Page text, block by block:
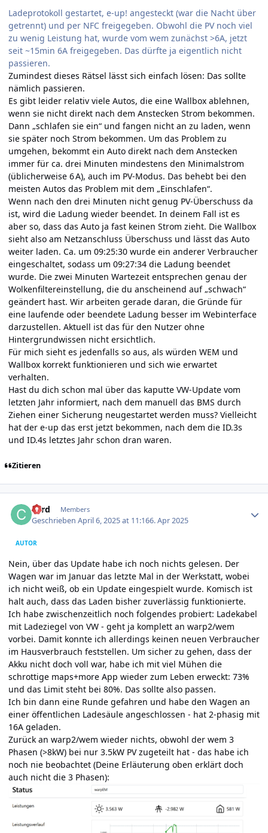
Ladeprotokoll gestartet, e-up! angesteckt (war die Nacht über
getrennt) und per NFC freigegeben. Obwohl die PV noch viel
zu wenig Leistung hat, wurde vom wem zunächst >6A, jetzt
seit ~15min 6A freigegeben. Das dürfte ja eigentlich nicht
passieren.
Zumindest dieses Rätsel lässt sich einfach lösen: Das sollte
nämlich passieren.
Es gibt leider relativ viele Autos, die eine Wallbox ablehnen,
wenn sie nicht direkt nach dem Anstecken Strom bekommen.
Dann „schlafen sie ein“ und fangen nicht an zu laden, wenn
sie später noch Strom bekommen. Um das Problem zu
umgehen, bekommt ein Auto direkt nach dem Anstecken
immer für ca. drei Minuten mindestens den Minimalstrom
(üblicherweise 6 A), auch im PV-Modus. Das behebt bei den
meisten Autos das Problem mit dem „Einschlafen“.
Wenn nach den drei Minuten nicht genug PV-Überschuss da
ist, wird die Ladung wieder beendet. In deinem Fall ist es
aber so, dass das Auto ja fast keinen Strom zieht. Die Wallbox
sieht also am Netzanschluss Überschuss und lässt das Auto
weiter laden. Ca. um 09:25:30 wurde ein anderer Verbraucher
eingeschaltet, sodass um 09:27:34 die Ladung beendet
wurde. Die zwei Minuten Wartezeit entsprechen genau der
Wolkenfiltereinstellung, die du anscheinend auf „schwach“
geändert hast. Wir arbeiten gerade daran, die Gründe für
eine laufende oder beendete Ladung besser im Webinterface
darzustellen. Aktuell ist das für den Nutzer ohne
Hintergrundwissen nicht ersichtlich.
Für mich sieht es jedenfalls so aus, als würden WEM und
Wallbox korrekt funktionieren und sich wie erwartet
verhalten.
Hast du dich schon mal über das kaputte VW-Update vom
letzten Jahr informiert, nach dem manuell das BMS durch
Ziehen einer Sicherung neugestartet werden muss? Vielleicht
hat der e-up das erst jetzt bekommen, nach dem die ID.3s
und ID.4s letztes Jahr schon dran waren.
Zitieren
cord Members
GeschriebenApril 6, 2025 at 11:166. Apr 2025
AUTOR
Nein, über das Update habe ich noch nichts gelesen. Der
Wagen war im Januar das letzte Mal in der Werkstatt, wobei
ich nicht weiß, ob ein Update eingespielt wurde. Komisch ist
halt auch, dass das Laden bisher zuverlässig funktionierte.
Ich habe zwischenzeitlich noch folgendes probiert: Ladekabel
mit Ladeziegel von VW - geht ja komplett an warp2/wem
vorbei. Damit konnte ich allerdings keinen neuen Verbraucher
im Hausverbrauch feststellen. Um sicher zu gehen, dass der
Akku nicht doch voll war, habe ich mit viel Mühen die
schrottige maps+more App wieder zum Leben erweckt: 73%
und das Limit steht bei 80%. Das sollte also passen.
Ich bin dann eine Runde gefahren und habe den Wagen an
einer öffentlichen Ladesäule angeschlossen - hat 2-phasig mit
16A geladen.
Zurück an warp2/wem wieder nichts, obwohl der wem 3
Phasen (>8kW) bei nur 3.5kW PV zugeteilt hat - das habe ich
noch nie beobachtet (Deine Erläuterung oben erklärt doch
auch nicht die 3 Phasen):